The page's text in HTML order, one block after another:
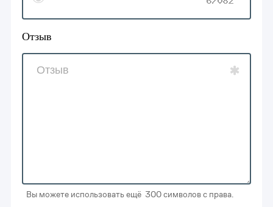
Отзыв
Вы можете использовать ещё 300 символов с права.